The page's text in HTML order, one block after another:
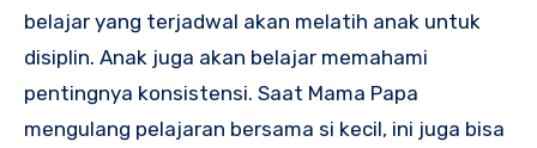
belajar yang terjadwal akan melatih anak untuk
disiplin. Anak juga akan belajar memahami
pentingnya konsistensi. Saat Mama Papa
mengulang pelajaran bersama si kecil, ini juga bisa